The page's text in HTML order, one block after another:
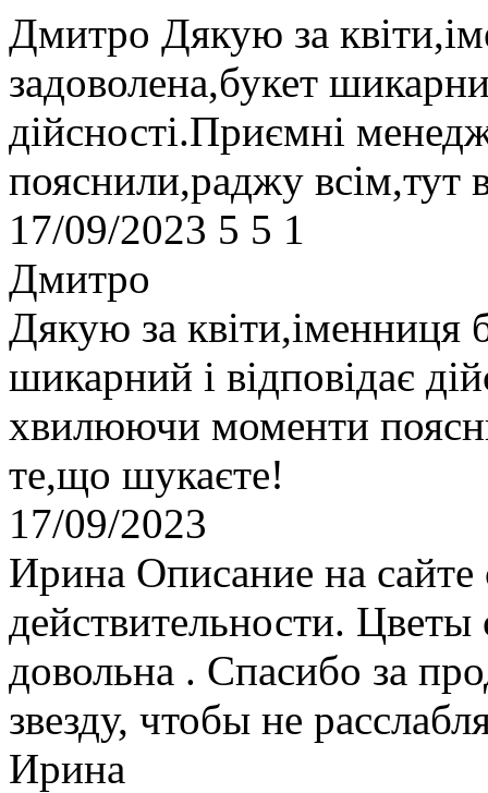
Дмитро Дякую за
задоволена,букет
дійсності.Приємні
пояснили,раджу всім,тут
17/09/2023 5 5 1
Дмитро
Дякую за квіти,іменниця
шикарний і відповідає
хвилюючи моменти
те,що шукаєте!
17/09/2023
Ирина Описание на сайте
действительности.
довольна . Спасибо за
звезду, чтобы не
Ирина